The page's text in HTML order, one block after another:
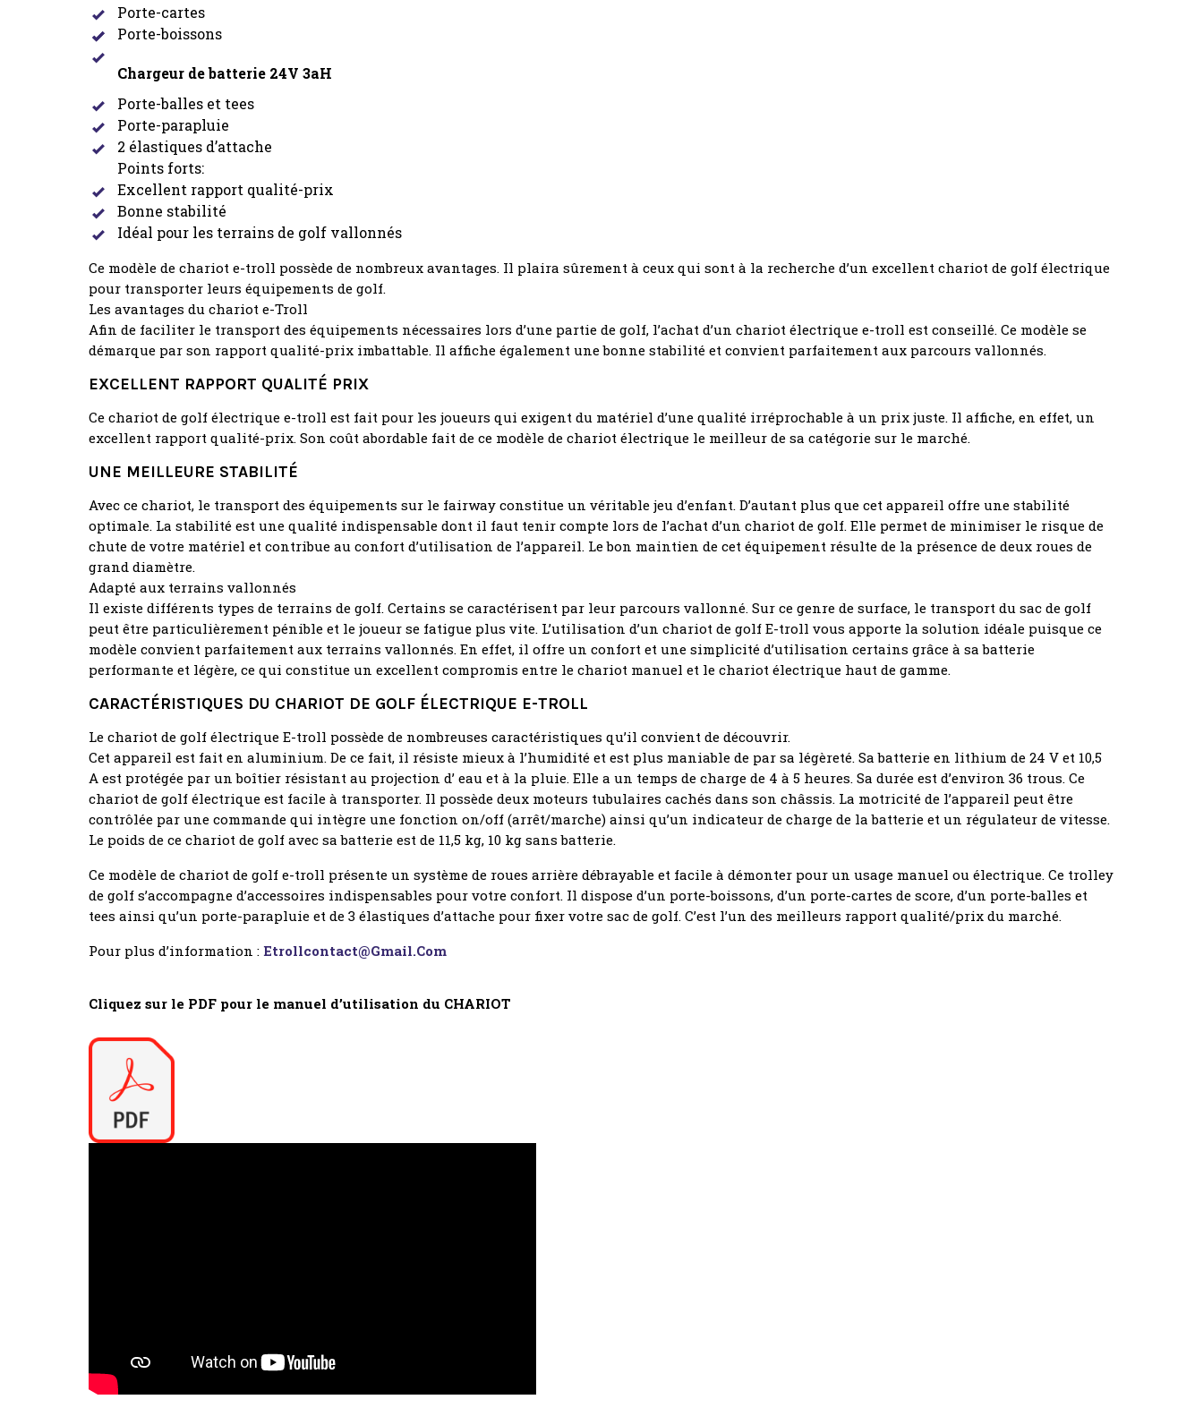
Porte-cartes
Porte-boissons
Chargeur de batterie 24V 3aH
Porte-balles et tees
Porte-parapluie
2 élastiques d’attache
Points forts:
Excellent rapport qualité-prix
Bonne stabilité
Idéal pour les terrains de golf vallonnés
Ce modèle de chariot e-troll possède de nombreux avantages. Il plaira sûrement à ceux qui sont à la recherche d’un excellent chariot de golf électrique
pour transporter leurs équipements de golf.
Les avantages du chariot e-Troll
Afin de faciliter le transport des équipements nécessaires lors d’une partie de golf, l’achat d’un chariot électrique e-troll est conseillé. Ce modèle se
démarque par son rapport qualité-prix imbattable. Il affiche également une bonne stabilité et convient parfaitement aux parcours vallonnés.
EXCELLENT RAPPORT QUALITÉ PRIX
Ce chariot de golf électrique e-troll est fait pour les joueurs qui exigent du matériel d’une qualité irréprochable à un prix juste. Il affiche, en effet, un
excellent rapport qualité-prix. Son coût abordable fait de ce modèle de chariot électrique le meilleur de sa catégorie sur le marché.
UNE MEILLEURE STABILITÉ
Avec ce chariot, le transport des équipements sur le fairway constitue un véritable jeu d’enfant. D’autant plus que cet appareil offre une stabilité
optimale. La stabilité est une qualité indispensable dont il faut tenir compte lors de l’achat d’un chariot de golf. Elle permet de minimiser le risque de
chute de votre matériel et contribue au confort d’utilisation de l’appareil. Le bon maintien de cet équipement résulte de la présence de deux roues de
grand diamètre.
Adapté aux terrains vallonnés
Il existe différents types de terrains de golf. Certains se caractérisent par leur parcours vallonné. Sur ce genre de surface, le transport du sac de golf
peut être particulièrement pénible et le joueur se fatigue plus vite. L’utilisation d’un chariot de golf E-troll vous apporte la solution idéale puisque ce
modèle convient parfaitement aux terrains vallonnés. En effet, il offre un confort et une simplicité d’utilisation certains grâce à sa batterie
performante et légère, ce qui constitue un excellent compromis entre le chariot manuel et le chariot électrique haut de gamme.
CARACTÉRISTIQUES DU CHARIOT DE GOLF ÉLECTRIQUE E-TROLL
Le chariot de golf électrique E-troll possède de nombreuses caractéristiques qu’il convient de découvrir.
Cet appareil est fait en aluminium. De ce fait, il résiste mieux à l’humidité et est plus maniable de par sa légèreté. Sa batterie en lithium de 24 V et 10,5
A est protégée par un boîtier résistant au projection d’ eau et à la pluie. Elle a un temps de charge de 4 à 5 heures. Sa durée est d’environ 36 trous. Ce
chariot de golf électrique est facile à transporter. Il possède deux moteurs tubulaires cachés dans son châssis. La motricité de l’appareil peut être
contrôlée par une commande qui intègre une fonction on/off (arrêt/marche) ainsi qu’un indicateur de charge de la batterie et un régulateur de vitesse.
Le poids de ce chariot de golf avec sa batterie est de 11,5 kg, 10 kg sans batterie.
Ce modèle de chariot de golf e-troll présente un système de roues arrière débrayable et facile à démonter pour un usage manuel ou électrique. Ce trolley
de golf s’accompagne d’accessoires indispensables pour votre confort. Il dispose d’un porte-boissons, d’un porte-cartes de score, d’un porte-balles et
tees ainsi qu’un porte-parapluie et de 3 élastiques d’attache pour fixer votre sac de golf. C’est l’un des meilleurs rapport qualité/prix du marché.
Pour plus d’information : Etrollcontact@gmail.com
Cliquez sur le PDF pour le manuel d’utilisation du CHARIOT